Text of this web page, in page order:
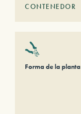
CONTENEDOR
Forma de la planta